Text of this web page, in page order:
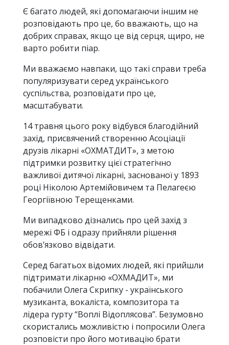
Є багато людей, які допомагаючи іншим не
розповідають про це, бо вважають, що на
добрих справах, якщо це від серця, щиро, не
варто робити піар.
Ми вважаємо навпаки, що такі справи треба
популяризувати серед українського
суспільства, розповідати про це,
масштабувати.
14 травня цього року відбувся благодійний
захід, присвячений створенню Асоціації
друзів лікарні «ОХМАТДИТ», з метою
підтримки розвитку цієї стратегічно
важливої дитячої лікарні, заснованої у 1893
році Ніколою Артемійовичем та Пелагеєю
Георгіївною Терещенками.
Ми випадково дізнались про цей захід з
мережі ФБ і одразу прийняли рішення
обов’язково відвідати.
Серед багатьох відомих людей, які прийшли
підтримати лікарню «ОХМАДИТ», ми
побачили Олега Скрипку - українського
музиканта, вокаліста, композитора та
лідера гурту “Воплі Відоплясова”. Безумовно
скористались можливістю і попросили Олега
розповісти про його мотивацію брати